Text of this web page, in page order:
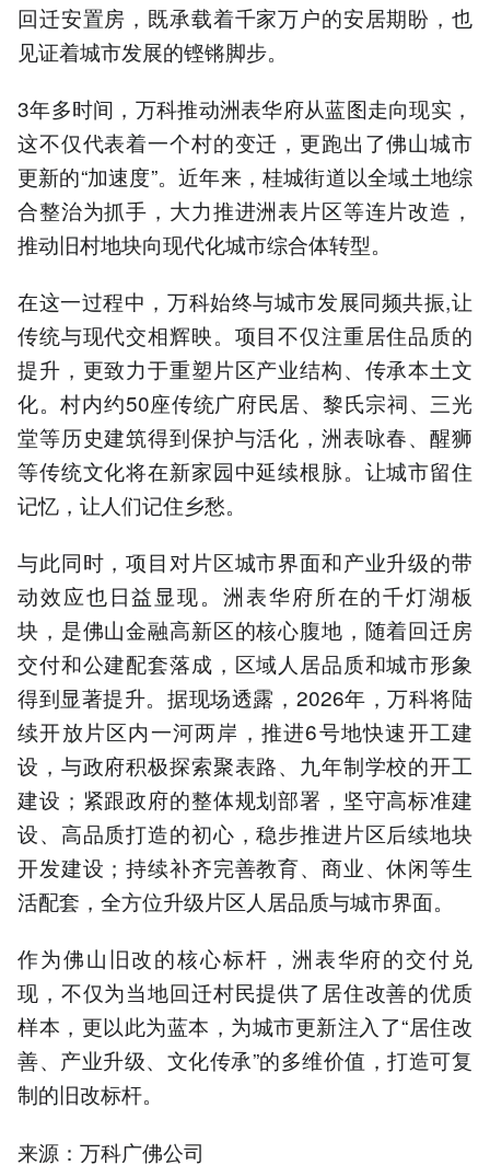
回迁安置房，既承载着千家万户的安居期盼，也
见证着城市发展的铿锵脚步。
3年多时间，万科推动洲表华府从蓝图走向现实，
这不仅代表着一个村的变迁，更跑出了佛山城市
更新的“加速度”。近年来，桂城街道以全域土地综
合整治为抓手，大力推进洲表片区等连片改造，
推动旧村地块向现代化城市综合体转型。
在这一过程中，万科始终与城市发展同频共振,让
传统与现代交相辉映。项目不仅注重居住品质的
提升，更致力于重塑片区产业结构、传承本土文
化。村内约50座传统广府民居、黎氏宗祠、三光
堂等历史建筑得到保护与活化，洲表咏春、醒狮
等传统文化将在新家园中延续根脉。让城市留住
记忆，让人们记住乡愁。
与此同时，项目对片区城市界面和产业升级的带
动效应也日益显现。洲表华府所在的千灯湖板
块，是佛山金融高新区的核心腹地，随着回迁房
交付和公建配套落成，区域人居品质和城市形象
得到显著提升。据现场透露，2026年，万科将陆
续开放片区内一河两岸，推进6号地快速开工建
设，与政府积极探索聚表路、九年制学校的开工
建设；紧跟政府的整体规划部署，坚守高标准建
设、高品质打造的初心，稳步推进片区后续地块
开发建设；持续补齐完善教育、商业、休闲等生
活配套，全方位升级片区人居品质与城市界面。
作为佛山旧改的核心标杆，洲表华府的交付兑
现，不仅为当地回迁村民提供了居住改善的优质
样本，更以此为蓝本，为城市更新注入了“居住改
善、产业升级、文化传承”的多维价值，打造可复
制的旧改标杆。
来源：万科广佛公司